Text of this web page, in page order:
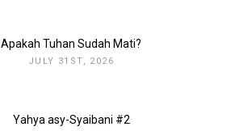
Apakah Tuhan Sudah Mati?
JULY 31ST, 2026
Yahya asy-Syaibani #2